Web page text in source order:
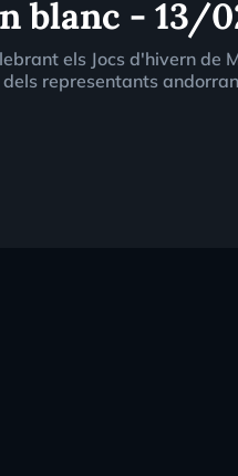
blanc - 13/
els Jocs d'hivern
representants